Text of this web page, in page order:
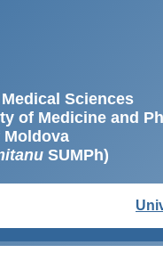
Sciences
of Medicine and
SUMPh)